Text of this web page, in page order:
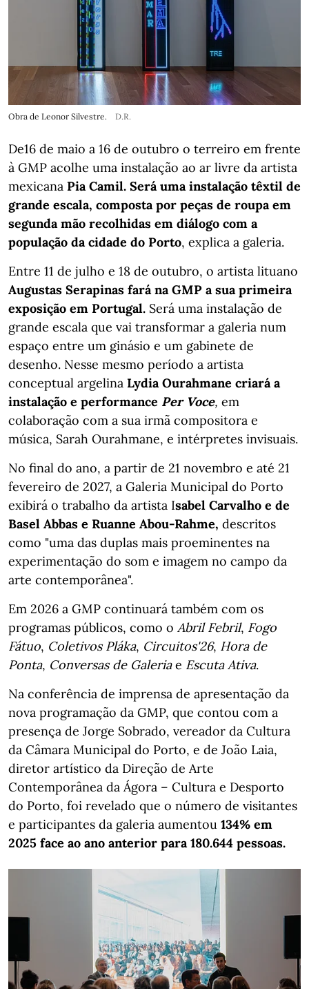
Obra de Leonor Silvestre. D.R.
De16 de maio a 16 de outubro o terreiro em frente
à GMP acolhe uma instalação ao ar livre da artista
mexicana Pia Camil. Será uma instalação têxtil de
grande escala, composta por peças de roupa em
segunda mão recolhidas em diálogo com a
população da cidade do Porto, explica a galeria.
Entre 11 de julho e 18 de outubro, o artista lituano
Augustas Serapinas fará na GMP a sua primeira
exposição em Portugal. Será uma instalação de
grande escala que vai transformar a galeria num
espaço entre um ginásio e um gabinete de
desenho. Nesse mesmo período a artista
conceptual argelina Lydia Ourahmane criará a
instalação e performance Per Voce, em
colaboração com a sua irmã compositora e
música, Sarah Ourahmane, e intérpretes invisuais.
No final do ano, a partir de 21 novembro e até 21
fevereiro de 2027, a Galeria Municipal do Porto
exibirá o trabalho da artista Isabel Carvalho e de
Basel Abbas e Ruanne Abou-Rahme, descritos
como "uma das duplas mais proeminentes na
experimentação do som e imagem no campo da
arte contemporânea".
Em 2026 a GMP continuará também com os
programas públicos, como o Abril Febril, Fogo
Fátuo, Coletivos Pláka, Circuitos'26, Hora de
Ponta, Conversas de Galeriae Escuta Ativa.
Na conferência de imprensa de apresentação da
nova programação da GMP, que contou com a
presença de Jorge Sobrado, vereador da Cultura
da Câmara Municipal do Porto, e de João Laia,
diretor artístico da Direção de Arte
Contemporânea da Ágora – Cultura e Desporto
do Porto, foi revelado que o número de visitantes
e participantes da galeria aumentou 134% em
2025 face ao ano anterior para 180.644 pessoas.